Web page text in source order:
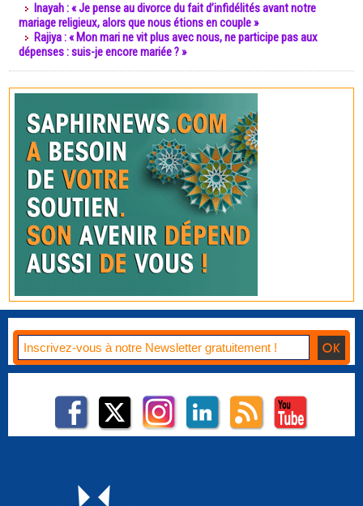
Inayah : « Je pense au divorce du fait d’infidélités avant notre
mariage religieux, alors que nous étions en couple »
Rajiya : « Mon mari ne vit plus avec nous, ne participe pas aux
dépenses : suis-je encore mariée ? »